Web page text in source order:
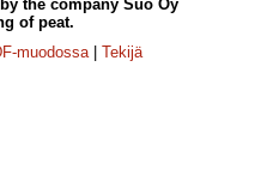
the company Suo Oy
of peat.
muodossa| Tekijä